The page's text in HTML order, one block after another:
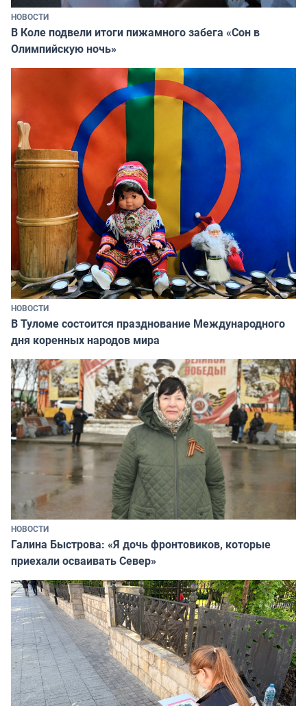
НОВОСТИ
В Коле подвели итоги пижамного забега «Сон в
Олимпийскую ночь»
НОВОСТИ
В Туломе состоится празднование Международного
дня коренных народов мира
НОВОСТИ
Галина Быстрова: «Я дочь фронтовиков, которые
приехали осваивать Север»